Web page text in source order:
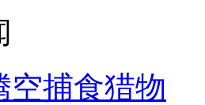
空捕食猎物